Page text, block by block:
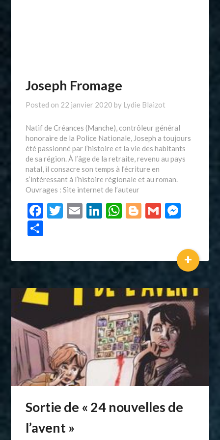
Joseph Fromage
Posted on 22 janvier 2020 by Lydie Blaizot
Natif de Créances (Manche), contrôleur général
honoraire de la Police Nationale, Joseph a toujours
été passionné par l’histoire et la vie des habitants
de sa région. À l’âge de la retraite, revenu au pays
natal, il consacre son temps à l’écriture en
s’intéressant à l’histoire régionale et au roman.
Ouvrages : Site internet de l’auteur
Facebook
Twitter
EmailLinkedIn
WhatsApp
Blogger
Gmail
+
Sortie de « 24 nouvelles de
l’avent »